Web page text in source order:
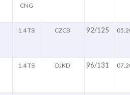
CNG
1.4 TSI CZCB 92/125
1.4 TSI DJKD 96/131